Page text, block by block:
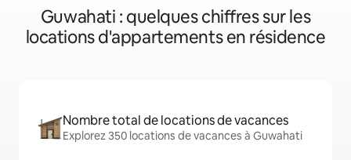
Guwahati : quelques chiffres sur les
locations d'appartements en résidence
Nombre total de locations de vacances
Explorez 350 locations de vacances à Guwahati